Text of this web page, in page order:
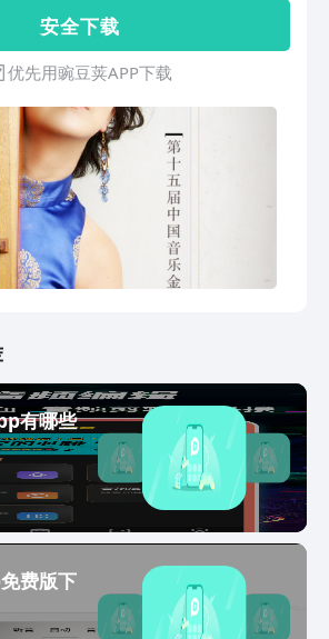
速、稳定的古筝自动调弦与精细校音，适
合古筝初学者与专业演奏者使用。核心功
App 内置 调音器、节拍器、古筝教学
频 三大模块，是一款集学习与练习于
体的民乐调音器。古筝调音器功能支持
音模式、自动定弦、高级校音、4 和 7
调音、调音色、十二平均律及古筝技法调
，满足不同演奏与练习场景下的古筝调
音需求。古筝技法调音针对摇指、颤音、
音等常用技法进行专项调音优化，让古
校音更加贴近真实演奏状态。节拍器内
置多种专业节拍器音源，辅助古筝练习节
著名古筝演奏家、金钟奖评委 孙欣 亲
示范录制，配合古筝调音与定弦讲解，
助用户更高效地完成古筝学习与练习。
安 全 下 载
优先用豌豆荚APP下载
有哪些
费版下